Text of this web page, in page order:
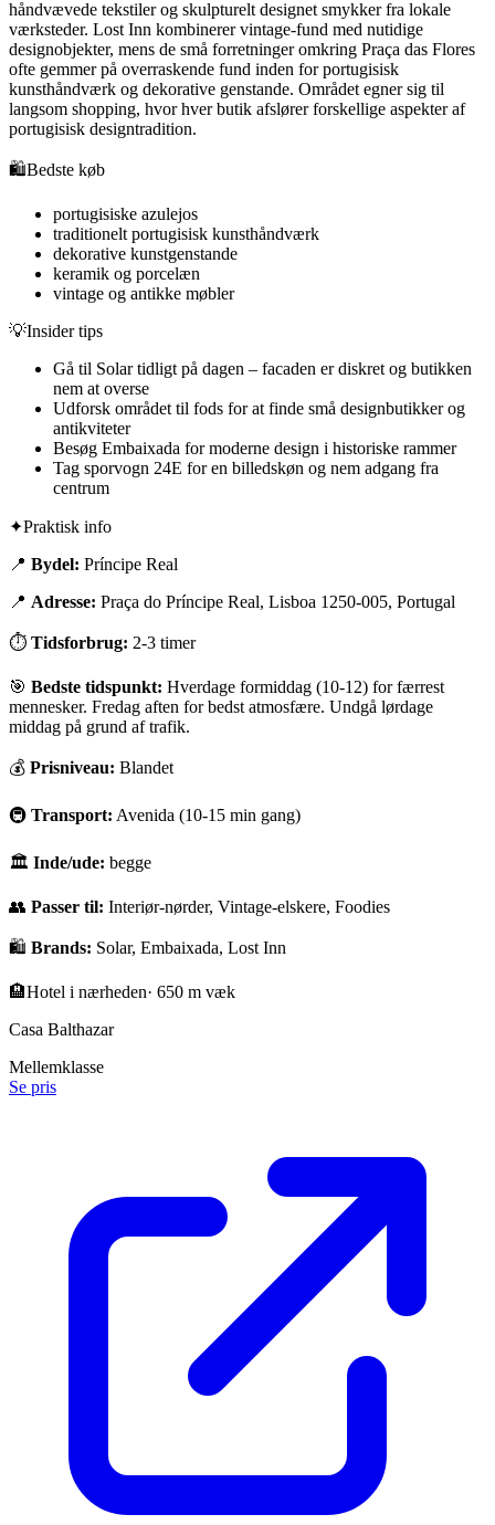
håndvævede tekstiler og skulpturelt designet smykker fra lokale
værksteder. Lost Inn kombinerer vintage-fund med nutidige
designobjekter, mens de små forretninger omkring Praça das Flores
ofte gemmer på overraskende fund inden for portugisisk
kunsthåndværk og dekorative genstande. Området egner sig til
langsom shopping, hvor hver butik afslører forskellige aspekter af
portugisisk designtradition.
🛍️Bedste køb
portugisiske azulejos
traditionelt portugisisk kunsthåndværk
dekorative kunstgenstande
keramik og porcelæn
vintage og antikke møbler
💡Insider tips
Gå til Solar tidligt på dagen – facaden er diskret og butikken
nem at overse
Udforsk området til fods for at finde små designbutikker og
antikviteter
Besøg Embaixada for moderne design i historiske rammer
Tag sporvogn 24E for en billedskøn og nem adgang fra
centrum
✦Praktisk info
📍 Bydel: Príncipe Real
📍 Adresse: Praça do Príncipe Real, Lisboa 1250-005, Portugal
⏱ Tidsforbrug: 2-3 timer
🎯 Bedste tidspunkt: Hverdage formiddag (10-12) for færrest
mennesker. Fredag aften for bedst atmosfære. Undgå lørdage
middag på grund af trafik.
💰 Prisniveau: Blandet
🚇 Transport: Avenida (10-15 min gang)
🏛 Inde/ude: begge
👥 Passer til: Interiør-nørder, Vintage-elskere, Foodies
🛍️ Brands: Solar, Embaixada, Lost Inn
🏨Hotel i nærheden· 650 m væk
Casa Balthazar
Mellemklasse
Se pris